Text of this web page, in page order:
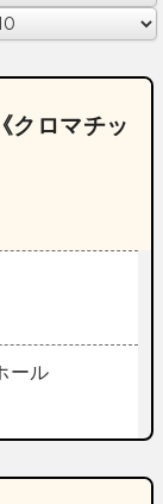
クロマチッ
ール